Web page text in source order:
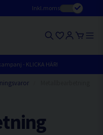
Inkl.moms
- KLICKA HÄR!